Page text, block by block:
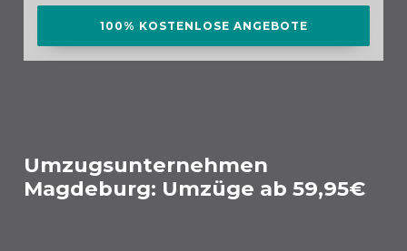
Umzugsunternehmen
Magdeburg: Umzüge ab 59,95€
100% KOSTENLOSE ANGEBOTE